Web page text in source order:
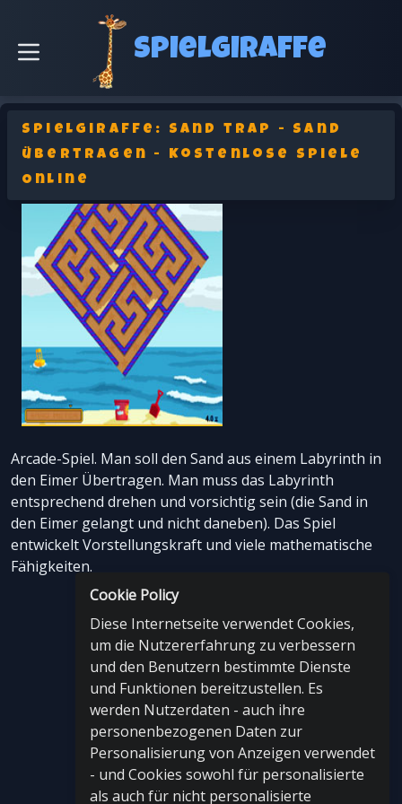
Spielgiraffe
SpielGiraffe: Sand trap - Sand
übertragen - Kostenlose Spiele
Online
Arcade-Spiel. Man soll den Sand aus einem Labyrinth in
den Eimer Übertragen. Man muss das Labyrinth
entsprechend drehen und vorsichtig sein (die Sand in
den Eimer gelangt und nicht daneben). Das Spiel
entwickelt Vorstellungskraft und viele mathematische
Fähigkeiten.
Cookie Policy
Diese Internetseite verwendet Cookies,
um die Nutzererfahrung zu verbessern
und den Benutzern bestimmte Dienste
und Funktionen bereitzustellen. Es
werden Nutzerdaten - auch ihre
personenbezogenen Daten zur
Personalisierung von Anzeigen verwendet
- und Cookies sowohl für personalisierte
als auch für nicht personalisierte